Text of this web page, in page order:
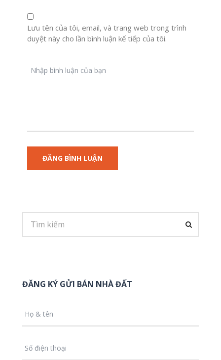
Lưu tên của tôi, email, và trang web trong trình
duyệt này cho lần bình luận kế tiếp của tôi.
ĐĂNG KÝ GỬI BÁN NHÀ ĐẤT